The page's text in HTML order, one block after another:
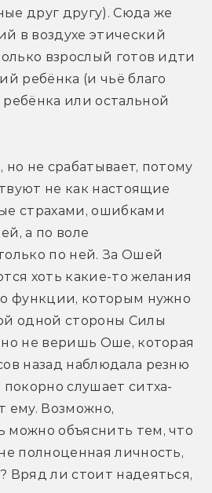
друг другу). Сюда же
в воздухе этический
взрослый готов идти
ребёнка (и чьё благо
или остальной
не срабатывает, потому
не как настоящие
страхами, ошибками
а по воле
по ней. За Ошей
хоть какие-то желания
функции, которым нужно
одной стороны Силы
не веришь Оше, которая
назад наблюдала резню
слушает ситха-
ему. Возможно,
можно объяснить тем, что
полноценная личность,
Вряд ли стоит надеяться,